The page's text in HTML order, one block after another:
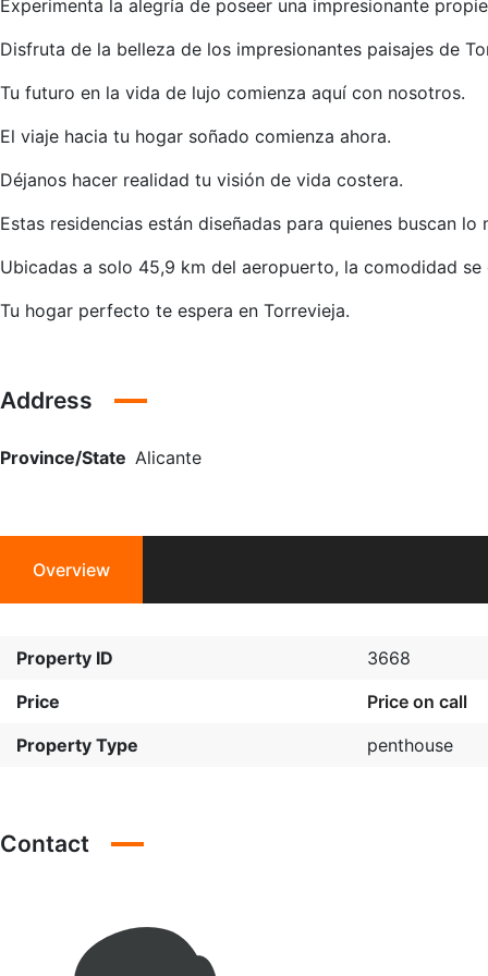
Experimenta la alegría de poseer una impresionante
Disfruta de la belleza de los impresionantes paisajes de
Tu futuro en la vida de lujo comienza aquí con nosotros.
El viaje hacia tu hogar soñado comienza ahora.
Déjanos hacer realidad tu visión de vida costera.
Estas residencias están diseñadas para quienes buscan lo
Ubicadas a solo 45,9 km del aeropuerto, la comodidad se
Tu hogar perfecto te espera en Torrevieja.
Address
Province/State Alicante
Overview
Property ID
3668
Price
Price on call
Property Type
penthouse
Contact